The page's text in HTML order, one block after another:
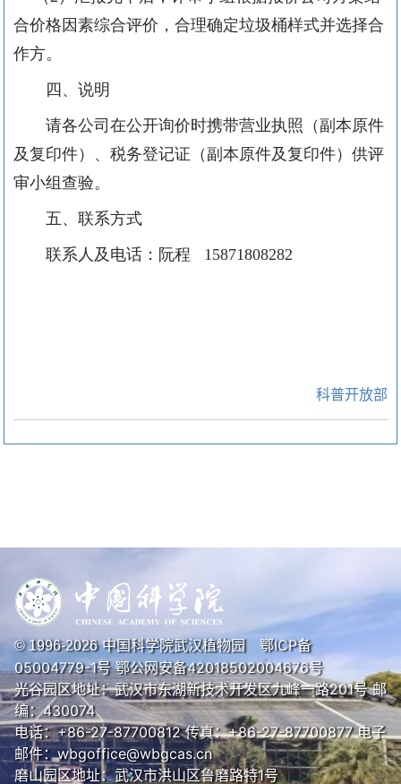
合价格因素综合评价，合理确定垃圾桶样式并选择合
作方。
四、说明
请各公司在公开询价时携带营业执照（副本原件
及复印件）、税务登记证（副本原件及复印件）供评
审小组查验。
五、联系方式
联系人及电话：阮程
15871808282
科普开放部
© 1996-2026中国科学院武汉植物园 鄂ICP备
05004779-1号鄂公网安备42018502004676号
光谷园区地址：武汉市东湖新技术开发区九峰一路201号 邮
编：430074
电话：+86-27-87700812 传真：+86-27-87700877 电子
邮件：wbgoffice@wbgcas.cn
磨山园区地址：武汉市洪山区鲁磨路特1号